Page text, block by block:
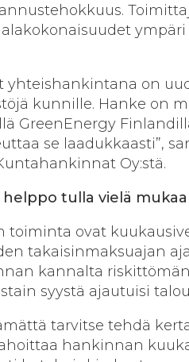
yhteishankintana on
kunnille. Hanke on
GreenEnergy
se laadukkaasti”,
Oy:stä.
helppo tulla vielä
toiminta ovat
takaisinmaksuajan
kannalta
syystä ajautuisi
tarvitse tehdä
hankinnan